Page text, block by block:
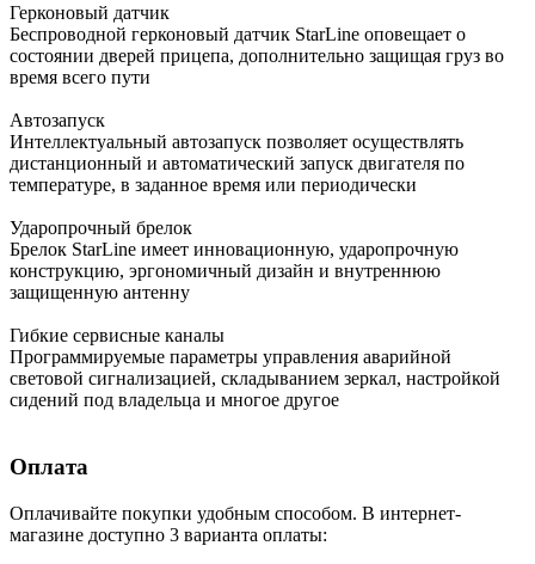
Герконовый датчик
Беспроводной герконовый датчик StarLine оповещает о
состоянии дверей прицепа, дополнительно защищая груз во
время всего пути
Автозапуск
Интеллектуальный автозапуск позволяет осуществлять
дистанционный и автоматический запуск двигателя по
температуре, в заданное время или периодически
Ударопрочный брелок
Брелок StarLine имеет инновационную, ударопрочную
конструкцию, эргономичный дизайн и внутреннюю
защищенную антенну
Гибкие сервисные каналы
Программируемые параметры управления аварийной
световой сигнализацией, складыванием зеркал, настройкой
сидений под владельца и многое другое
Оплата
Оплачивайте покупки удобным способом. В интернет-
магазине доступно 3 варианта оплаты: